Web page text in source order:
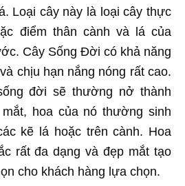
Loại cây này là loại cây thực
điểm thân cành và lá của
Cây Sống Đời có khả năng
chịu hạn nắng nóng rất cao.
đời sẽ thường nở thành
hoa của nó thường sinh
kẽ lá hoặc trên cành. Hoa
rất đa dạng và đẹp mắt tạo
cho khách hàng lựa chọn.